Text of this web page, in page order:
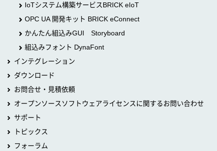
IoTシステム構築サービスBRICK eIoT
OPC UA 開発キット BRICK eConnect
かんたん組込みGUI Storyboard
組込みフォント DynaFont
インテグレーション
ダウンロード
お問合せ・見積依頼
オープンソースソフトウェアライセンスに関するお問い合わせ
サポート
トピックス
フォーラム